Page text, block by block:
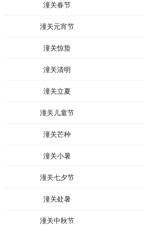
潼关春节
潼关元宵节
潼关惊蛰
潼关清明
潼关立夏
潼关儿童节
潼关芒种
潼关小暑
潼关七夕节
潼关处暑
潼关中秋节